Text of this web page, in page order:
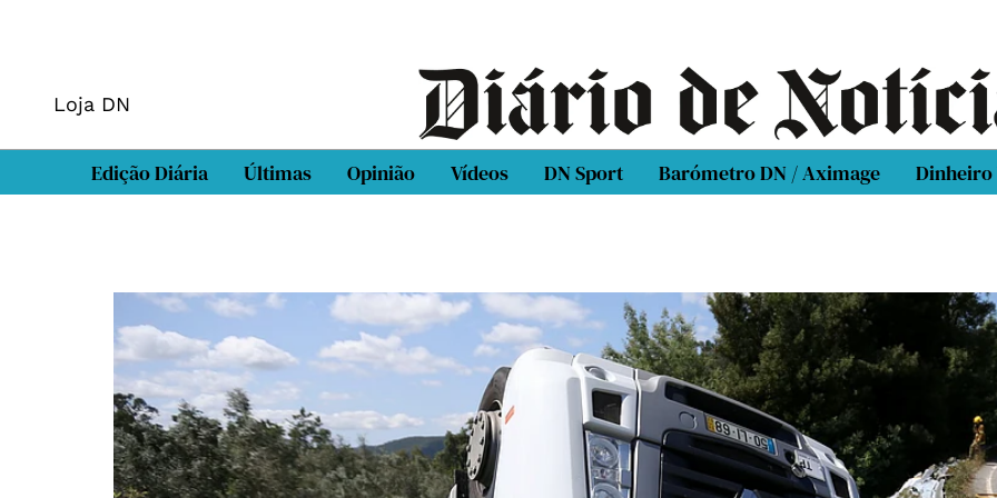
Loja DN
Edição Diária Últimas Opinião Vídeos DN Sport Barómetro DN / Aximage Dinheiro